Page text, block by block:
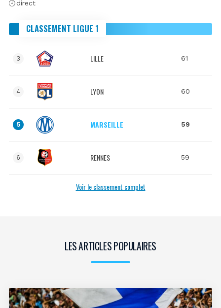
direct
CLASSEMENT LIGUE 1
3 LILLE 61
4 LYON 60
5 MARSEILLE 59
6 RENNES 59
Voir le classement complet
LES ARTICLES POPULAIRES